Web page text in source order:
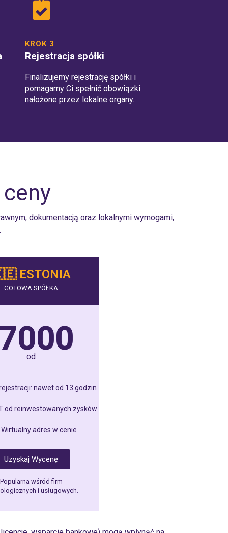
KROK 3
Rejestracja spółki
Finalizujemy rejestrację spółki i
pomagamy Ci spełnić obowiązki
nałożone przez lokalne organy.
dokumentacją oraz lokalnymi wymogami,
ESTONIA
GOTOWA SPÓŁKA
od
nawet od 13 godzin
od reinwestowanych zysków
Wirtualny adres w cenie
Uzyskaj Wycenę
Popularna wśród firm
i usługowych.